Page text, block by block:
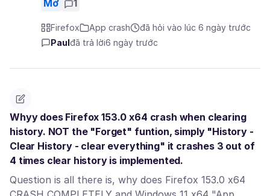
Mở 1
Firefox App crash
đã hỏi vào lúc 6 ngày trước
Paul đã trả lời6 ngày trước
Whyy does Firefox 153.0 x64 crash when clearing
history. NOT the "Forget" funtion, simply "History -
Clear History - clear everything" it crashes 3 out of
4 times clear history is implemented.
Question is all there is, why does Firefox 153.0 x64